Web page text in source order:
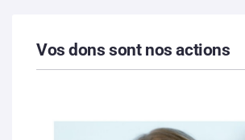
Vos dons sont nos actions